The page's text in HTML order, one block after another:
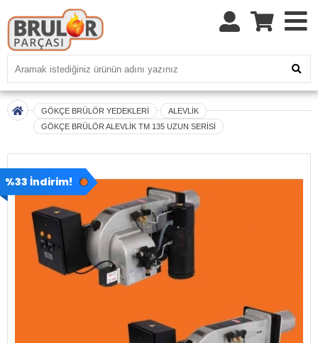
GÖKÇE BRÜLÖR YEDEKLERİ
ALEVLİK
GÖKÇE BRÜLÖR ALEVLİK TM 135 UZUN SERİSİ
%33 İndirim!